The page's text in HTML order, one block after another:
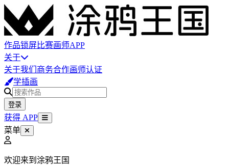
作品锁屏比赛画师APP
关于
关于我们 商务合作画师认证
学插画
登录
获得 APP
菜单
欢迎来到涂鸦王国